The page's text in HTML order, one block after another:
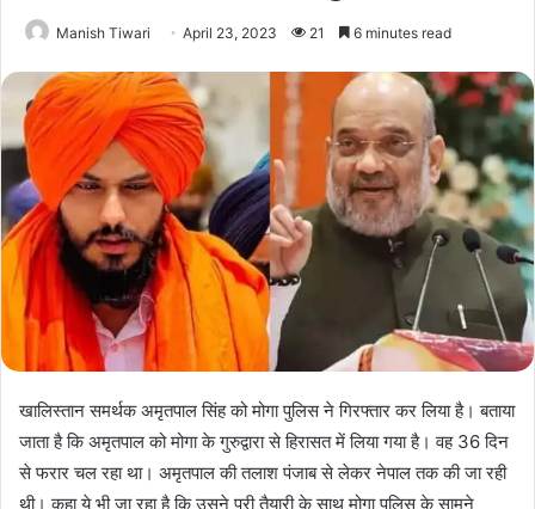
Manish Tiwari April 23, 2023 21 6 minutes read
खालिस्तान समर्थक अमृतपाल सिंह को मोगा पुलिस ने गिरफ्तार कर लिया है। बताया
जाता है कि अमृतपाल को मोगा के गुरुद्वारा से हिरासत में लिया गया है। वह 36 दिन
से फरार चल रहा था। अमृतपाल की तलाश पंजाब से लेकर नेपाल तक की जा रही
थी। कहा ये भी जा रहा है कि उसने पूरी तैयारी के साथ मोगा पुलिस के सामने